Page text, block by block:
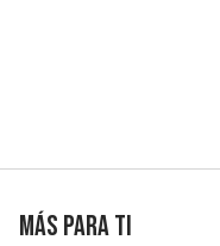
Más para ti